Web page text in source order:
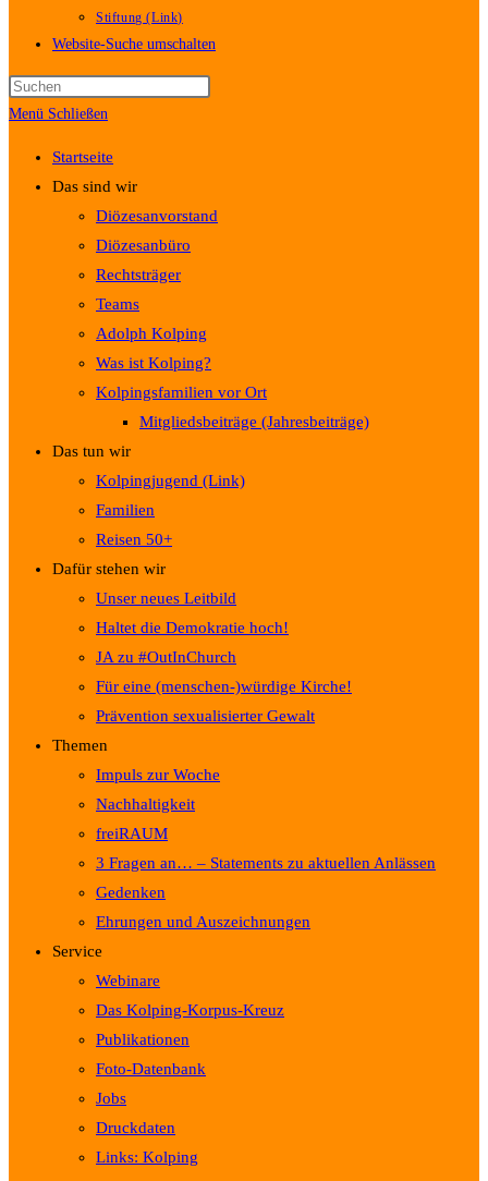
Stiftung (Link)
Website-Suche umschalten
Menü Schließen
Startseite
Das sind wir
Diözesanvorstand
Diözesanbüro
Rechtsträger
Teams
Adolph Kolping
Was ist Kolping?
Kolpingsfamilien vor Ort
Mitgliedsbeiträge (Jahresbeiträge)
Das tun wir
Kolpingjugend (Link)
Familien
Reisen 50+
Dafür stehen wir
Unser neues Leitbild
Haltet die Demokratie hoch!
JA zu #OutInChurch
Für eine (menschen-)würdige Kirche!
Prävention sexualisierter Gewalt
Themen
Impuls zur Woche
Nachhaltigkeit
freiRAUM
3 Fragen an… – Statements zu aktuellen Anlässen
Gedenken
Ehrungen und Auszeichnungen
Service
Webinare
Das Kolping-Korpus-Kreuz
Publikationen
Foto-Datenbank
Jobs
Druckdaten
Links: Kolping